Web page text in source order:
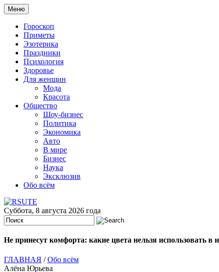
Меню
Гороскоп
Приметы
Эзотерика
Праздники
Психология
Здоровье
Для женщин
Мода
Красота
Общество
Шоу-бизнес
Политика
Экономика
Авто
В мире
Бизнес
Наука
Эксклюзив
Обо всём
Суббота, 8 августа 2026 года
Не принесут комфорта: какие цвета нельзя использовать в
ГЛАВНАЯ /Обо всём
Алёна Юрьева